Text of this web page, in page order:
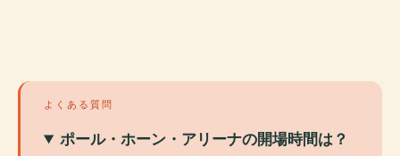
よくある質問
ポール・ホーン・アリーナの開場時間は？